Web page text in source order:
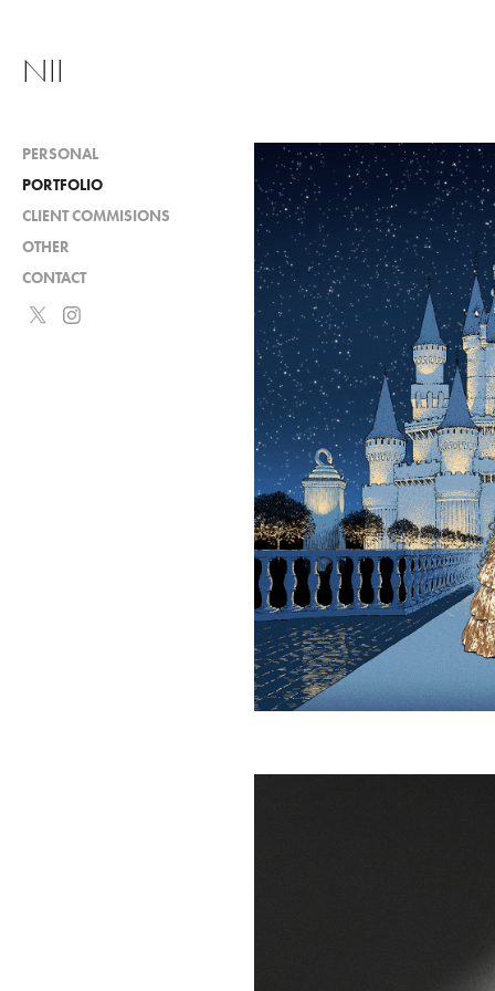
NII
PERSONAL
PORTFOLIO
CLIENT COMMISIONS
OTHER
CONTACT
Mud